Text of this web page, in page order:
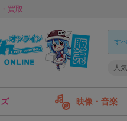
買取
人
映像・音楽